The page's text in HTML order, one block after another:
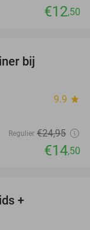
€12,50
bij
9.9 star
Regulier €24,95
€14,50
+